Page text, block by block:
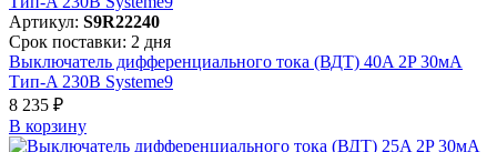
Артикул: S9R22240
Срок поставки: 2 дня
Выключатель дифференциального тока (ВДТ) 40A 2P 30мА
Тип-A 230В Systeme9
8 235 ₽
В корзинy